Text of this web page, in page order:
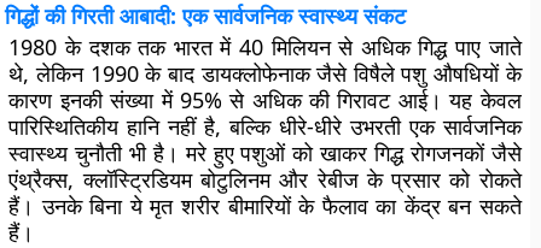
गिद्धों की गिरती आबादी: एक सार्वजनिक स्वास्थ्य संकट
1980 के दशक तक भारत में 40 मिलियन से अधिक गिद्ध पाए जाते
थे, लेकिन 1990 के बाद डायक्लोफेनाक जैसे विषैले पशु औषधियों के
कारण इनकी संख्या में 95% से अधिक की गिरावट आई। यह केवल
पारिस्थितिकीय हानि नहीं है, बल्कि धीरे-धीरे उभरती एक सार्वजनिक
स्वास्थ्य चुनौती भी है। मरे हुए पशुओं को खाकर गिद्ध रोगजनकों जैसे
एंथ्रैक्स, क्लॉस्ट्रिडियम बोटुलिनम और रेबीज के प्रसार को रोकते
हैं। उनके बिना ये मृत शरीर बीमारियों के फैलाव का केंद्र बन सकते
हैं।